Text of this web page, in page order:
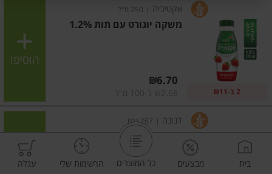
אקטיביה 250 מ"ל
משקה יוגורט עם תות 1.2%
₪6.70
2 ב-₪11
הוסיפו
דנונה 267 גרם
יוגורט בטעם אננס בננה וקוקוס
1.5%
בית מבצעים כל המוצרים הרשימות שלי עגלה